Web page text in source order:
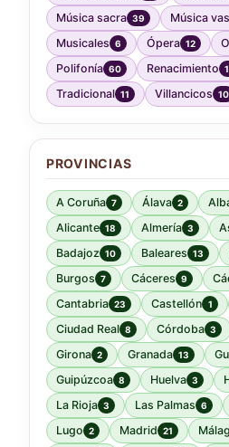
Música sacra 39 Música
Musicales 6 Ópera 12
Polifonía 60 Renacimiento
Tradicional 11 Villancicos 10
PROVINCIAS
A Coruña 7 Álava 2
Alicante 18 Almería 3
Badajoz 10 Baleares 13
Burgos 7 Cáceres 9
Cantabria 23 Castellón 1
Ciudad Real 8 Córdoba 3
Girona 2 Granada 13
Guipúzcoa 8 Huelva 3
La Rioja 3 Las Palmas 6
Lugo 2 Madrid 21